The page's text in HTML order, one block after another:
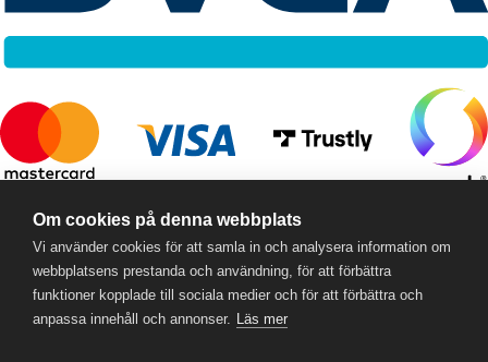
- © 2026
559357-5706
Om cookies på denna webbplats
Vi använder cookies för att samla in och analysera information om
webbplatsens prestanda och användning, för att förbättra
funktioner kopplade till sociala medier och för att förbättra och
anpassa innehåll och annonser. Läs mer